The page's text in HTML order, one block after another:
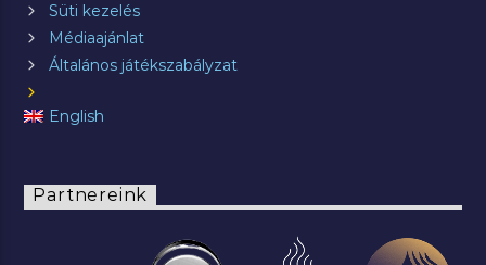
Süti kezelés
Médiaajánlat
Általános játékszabályzat
English
Partnereink